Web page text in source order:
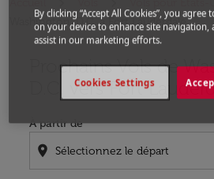
Washington, D.C. a Fort Lauderdale
Prochains Vols de
D.C. vers Fort
À partir de
location_on
Aucun tarif trouvé pour les
By clicking “Accept All Cookies”, you
on your device to enhance site navigation,
assist in our marketing efforts.
Cookies Settings